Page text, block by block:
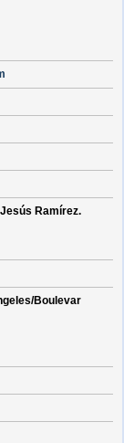
Ramírez.
Boulevar